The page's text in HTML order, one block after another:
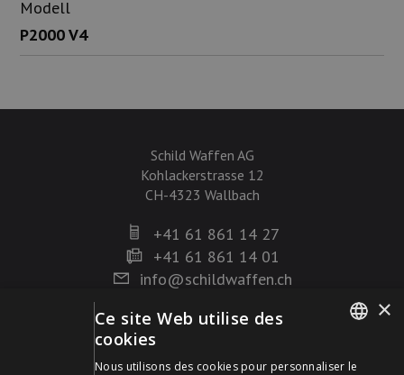
Modell
P2000 V4
Schild Waffen AG
Kohlackerstrasse 12
CH-4323 Wallbach
+41 61 861 14 27
+41 61 861 14 01
info@schildwaffen.ch
Mode de paiement
×
Ce site Web utilise des
cookies
Nous utilisons des cookies pour personnaliser le